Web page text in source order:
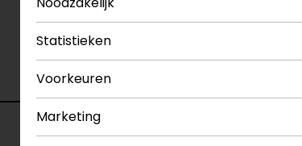
Statistieken
Voorkeuren
Marketing